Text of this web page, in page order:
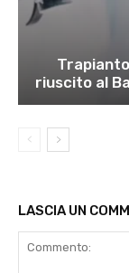
riuscito al
LASCIA UN